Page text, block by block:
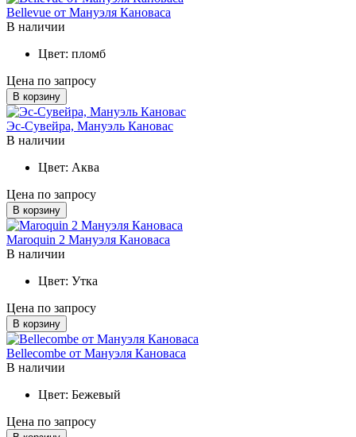
Bellevue от Мануэля Кановаса
В наличии
Цвет: пломб
Цена по запросу
В корзину
Эс-Сувейра, Мануэль Кановас
В наличии
Цвет: Аква
Цена по запросу
В корзину
Maroquin 2 Мануэля Кановаса
В наличии
Цвет: Утка
Цена по запросу
В корзину
Bellecombe от Мануэля Кановаса
В наличии
Цвет: Бежевый
Цена по запросу